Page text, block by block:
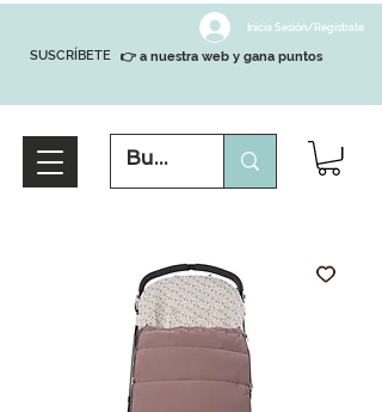
SUSCRÍBETE
Inicia Sesión/Regístrate
👉 a nuestra web y gana puntos